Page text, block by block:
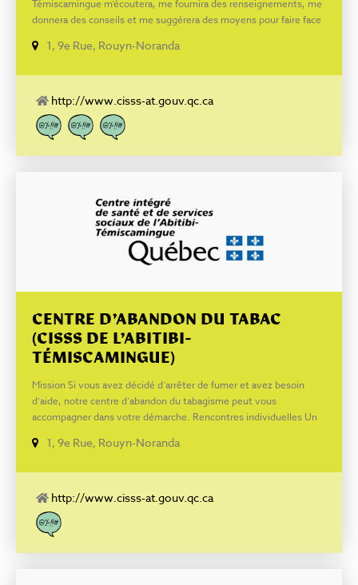
Témiscamingue m’écoutera, me fournira des renseignements, me
donnera des conseils et me suggérera des moyens pour faire face
vers les services appropriés, au CLSC.
1, 9e Rue, Rouyn-Noranda
http://www.cisss-at.gouv.qc.ca
CENTRE D’ABANDON DU TABAC
(CISSS DE L’ABITIBI-
TÉMISCAMINGUE)
Mission Si vous avez décidé d’arrêter de fumer et avez besoin
d’aide, notre centre d’abandon du tabagisme peut vous
accompagner dans votre démarche. Rencontres individuelles Un
gratuitement vous offrant des stratégies efficaces pour maximiser
vos besoins. Rencontres en groupe Si vous préférez vous joindre à
un groupe, des cours animés par des professionnels de la santé
sont offerts sur rendez-vous (la formation d’un groupe est
1, 9e Rue, Rouyn-Noranda
http://www.cisss-at.gouv.qc.ca